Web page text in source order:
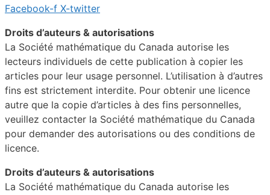
Facebook-f X-twitter
Droits d’auteurs & autorisations
La Société mathématique du Canada autorise les
lecteurs individuels de cette publication à copier les
articles pour leur usage personnel. L’utilisation à d’autres
fins est strictement interdite. Pour obtenir une licence
autre que la copie d’articles à des fins personnelles,
veuillez contacter la Société mathématique du Canada
pour demander des autorisations ou des conditions de
licence.
Droits d’auteurs & autorisations
La Société mathématique du Canada autorise les